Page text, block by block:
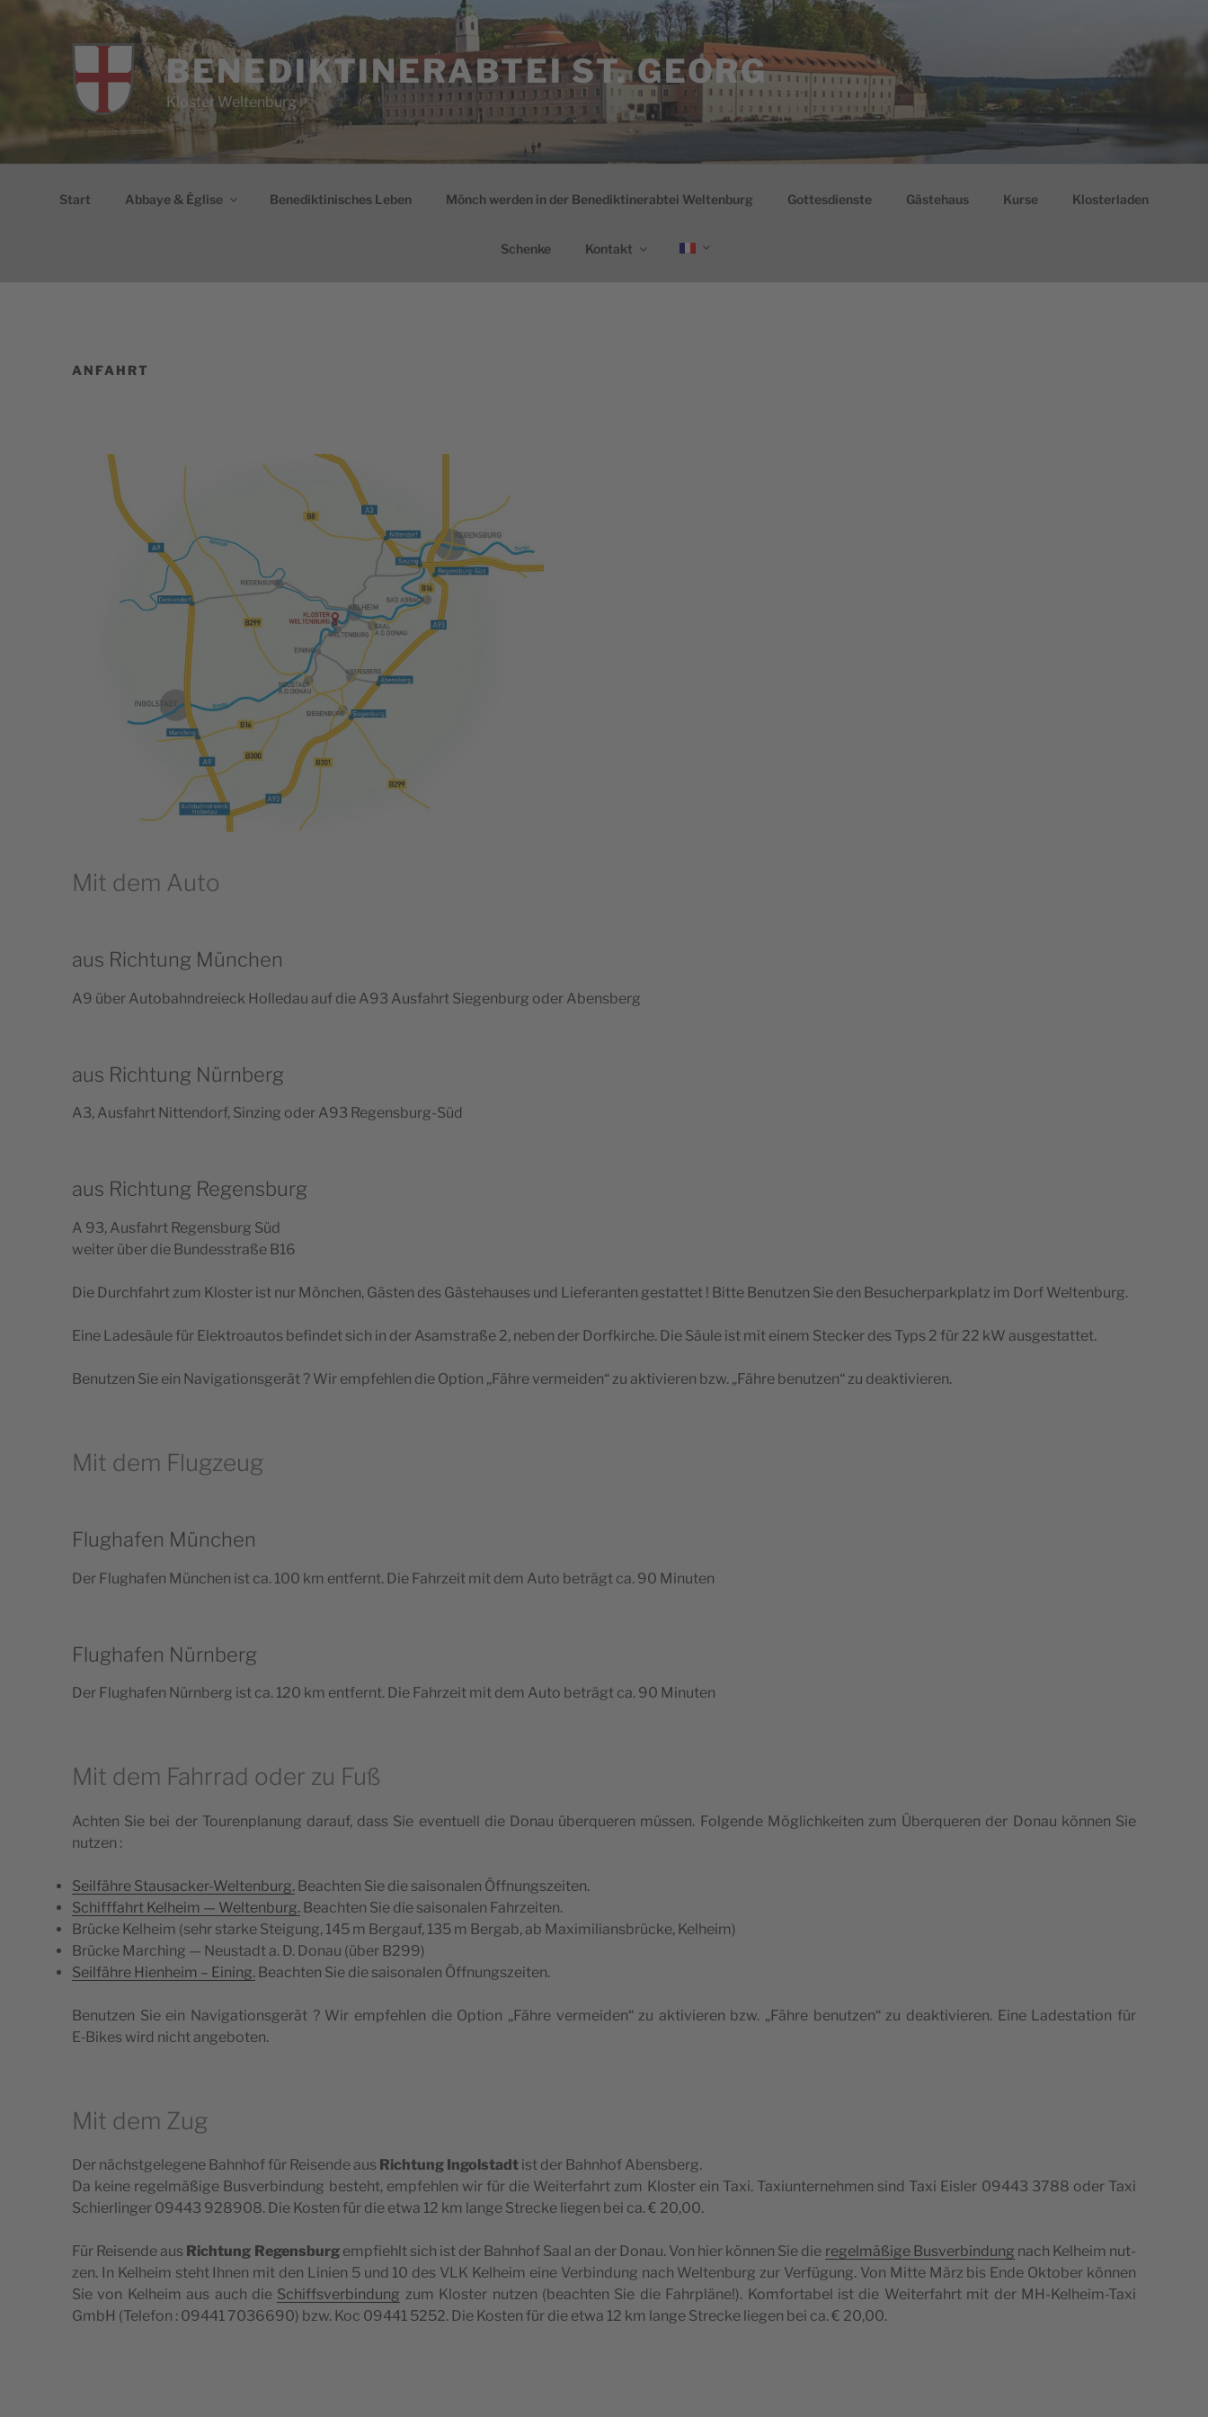
BENEDIKTINERABTEI ST. GEORG
Kloster Weltenburg
Start Abbaye & Èglise Benediktinisches Leben Mönch werden in der Benediktinerabtei Weltenburg Gottesdienste Gästehaus Kurse Klosterladen
Schenke Kontakt
ANFAHRT
Mit dem Auto
aus Richtung München
A9 über Auto­bahn­dreieck Hol­le­dau auf die A93 Aus­fahrt Sie­gen­burg oder Abensberg
aus Richtung Nürnberg
A3, Aus­fahrt Nit­ten­dorf, Sin­zing oder A93 Regensburg-Süd
aus Richtung Regensburg
A 93, Aus­fahrt Regens­burg Süd
wei­ter über die Bun­dess­traße B16
Die Dur­ch­fahrt zum Klos­ter ist nur Mön­chen, Gäs­ten des Gäs­te­hauses und Lie­fe­ran­ten ges­tat­tet ! Bitte Benut­zen Sie den Besu­cher­park­platz im Dorf Weltenburg.
Eine Ladesäule für Elek­troau­tos befin­det sich in der Asam­straße 2, neben der Dorf­kirche. Die Säule ist mit einem Ste­cker des Typs 2 für 22 kW ausgestattet.
Benut­zen Sie ein Navi­ga­tions­gerät ? Wir emp­feh­len die Option „Fähre ver­mei­den“ zu akti­vie­ren bzw. „Fähre benut­zen“ zu deaktivieren.
Mit dem Flugzeug
Flughafen München
Der Flu­gha­fen Mün­chen ist ca. 100 km ent­fernt. Die Fahr­zeit mit dem Auto beträgt ca. 90 Minuten
Flughafen Nürnberg
Der Flu­gha­fen Nürn­berg ist ca. 120 km ent­fernt. Die Fahr­zeit mit dem Auto beträgt ca. 90 Minuten
Mit dem Fahrrad oder zu Fuß
Ach­ten Sie bei der Tou­ren­pla­nung darauf, dass Sie even­tuell die Donau über­que­ren müs­sen. Fol­gende Mögli­ch­kei­ten zum Über­que­ren der Donau kön­nen Sie
nutzen :
Seilfähre Stau­sa­cker-Wel­ten­burg. Beach­ten Sie die sai­so­na­len Öffnungszeiten.
Schiff­fahrt Kel­heim — Wel­ten­burg. Beach­ten Sie die sai­so­na­len Fahrzeiten.
Brücke Kel­heim (sehr starke Stei­gung, 145 m Ber­gauf, 135 m Ber­gab, ab Maxi­mi­lians­brücke, Kelheim)
Brücke Mar­ching — Neus­tadt a. D. Donau (über B299)
Seilfähre Hien­heim – Eining. Beach­ten Sie die sai­so­na­len Öffnungszeiten.
Benut­zen Sie ein Navi­ga­tions­gerät ? Wir emp­feh­len die Option „Fähre ver­mei­den“ zu akti­vie­ren bzw. „Fähre benut­zen“ zu deak­ti­vie­ren. Eine Lades­ta­tion für
E‑Bikes wird nicht angeboten.
Mit dem Zug
Der nächst­ge­le­gene Bahn­hof für Rei­sende aus Rich­tung Ingol­stadt ist der Bahn­hof Abensberg.
Da keine regelmäßige Bus­ver­bin­dung bes­teht, emp­feh­len wir für die Wei­ter­fahrt zum Klos­ter ein Taxi. Taxiun­ter­neh­men sind Taxi Eis­ler 09443 3788 oder Taxi
Schier­lin­ger 09443 928908. Die Kos­ten für die etwa 12 km lange Strecke lie­gen bei ca. € 20,00.
Für Rei­sende aus Rich­tung Regens­burgemp­fiehlt sich ist der Bahn­hof Saal an der Donau. Von hier kön­nen Sie die regelmäßige Bus­ver­bin­dung nach Kel­heim nut­
zen. In Kel­heim steht Ihnen mit den Linien 5 und 10 des VLK Kel­heim eine Ver­bin­dung nach Wel­ten­burg zur Verfü­gung. Von Mitte März bis Ende Okto­ber kön­nen
Sie von Kel­heim aus auch die Schiff­sver­bin­dung zum Klos­ter nut­zen (beach­ten Sie die Fahr­pläne!). Kom­for­ta­bel ist die Wei­ter­fahrt mit der MH-Kel­heim-Taxi
GmbH (Tele­fon : 09441 7036690) bzw. Koc 09441 5252. Die Kos­ten für die etwa 12 km lange Strecke lie­gen bei ca. € 20,00.